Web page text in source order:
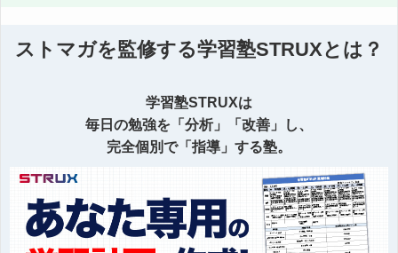
ストマガを監修する学習塾STRUXとは？
学習塾STRUXは
毎日の勉強を「分析」「改善」し、
完全個別で「指導」する塾。